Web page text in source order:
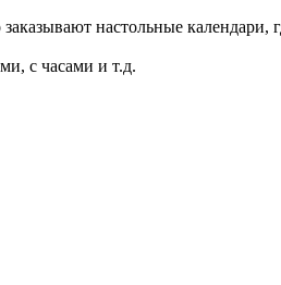
настольные календари,
с часами и т.д.